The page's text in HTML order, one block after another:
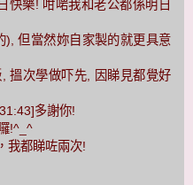
快樂! 咁啱我和老公都係明日
), 但當然妳自家製的就更具意
搵次學做吓先, 因睇見都覺好
多謝你!
!^_^
我都睇咗兩次!